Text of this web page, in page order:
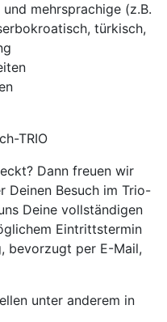
mehrsprachige (z.B.
türkisch,
TRIO
Dann freuen wir
Deinen Besuch im Trio-
Deine vollständigen
Eintrittstermin
bevorzugt per E-Mail,
unter anderem in